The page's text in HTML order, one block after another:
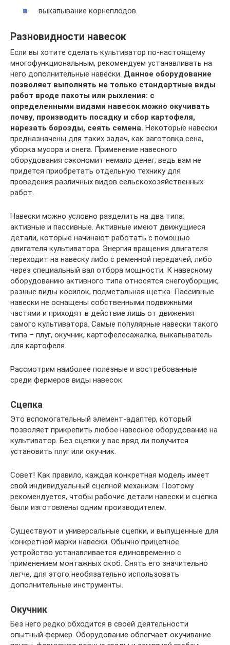
выкапывание корнеплодов.
Разновидности навесок
Если вы хотите сделать культиватор по-настоящему
многофункциональным, рекомендуем устанавливать на
него дополнительные навески. Данное оборудование
позволяет выполнять не только стандартные виды
работ вроде пахоты или рыхления: с
определенными видами навесок можно окучивать
почву, производить посадку и сбор картофеля,
нарезать борозды, сеять семена. Некоторые навески
предназначены для таких задач, как заготовка сена,
уборка мусора и снега. Применение навесного
оборудования сэкономит немало денег, ведь вам не
придется приобретать отдельную технику для
проведения различных видов сельскохозяйственных
работ.
Навески можно условно разделить на два типа:
активные и пассивные. Активные имеют движущиеся
детали, которые начинают работать с помощью
двигателя культиватора. Энергия вращения двигателя
переходит на навеску либо с ременной передачей, либо
через специальный вал отбора мощности. К навесному
оборудованию активного типа относятся снегоуборщик,
разные виды косилок, подметальная щетка. Пассивные
навески не оснащены собственными подвижными
частями и приходят в действие лишь от движения
самого культиватора. Самые популярные навески такого
типа – плуг, окучник, картофелесажалка, выкапыватель
для картофеля.
Рассмотрим наиболее полезные и востребованные
среди фермеров виды навесок.
Сцепка
Это вспомогательный элемент-адаптер, который
позволяет прикрепить любое навесное оборудование на
культиватор. Без сцепки у вас вряд ли получится
установить плуг или окучник.
Совет! Как правило, каждая конкретная модель имеет
свой индивидуальный сцепной механизм. Поэтому
рекомендуется, чтобы рабочие детали навески и сцепка
были изготовлены одним производителем.
Существуют и универсальные сцепки, и выпущенные для
конкретной марки навески. Обычно прицепное
устройство устанавливается единовременно с
применением монтажных скоб. Снять его значительно
легче, для этого необязательно использовать
дополнительные инструменты.
Окучник
Без него редко обходится в своей деятельности
опытный фермер. Оборудование облегчает окучивание